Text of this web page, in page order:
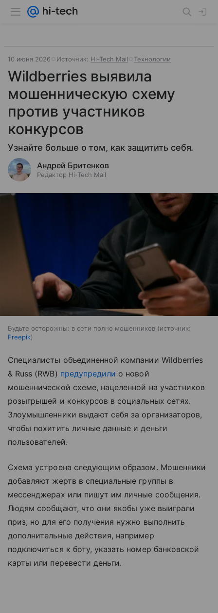
10 июня 2026 Источник: Hi-Tech Mail Технологии
Wildberries выявила
мошенническую схему
против участников
конкурсов
Узнайте больше о том, как защитить себя.
Андрей Бритенков
Редактор Hi-Tech Mail
Будьте осторожны: в сети полно мошенников
источник:
Freepik
Специалисты объединенной компании Wildberries
& Russ (RWB) предупредили о новой
мошеннической схеме, нацеленной на участников
розыгрышей и конкурсов в социальных сетях.
Злоумышленники выдают себя за организаторов,
чтобы похитить личные данные и деньги
пользователей.
Схема устроена следующим образом. Мошенники
добавляют жертв в специальные группы в
мессенджерах или пишут им личные сообщения.
Людям сообщают, что они якобы уже выиграли
приз, но для его получения нужно выполнить
дополнительные действия, например
подключиться к боту, указать номер банковской
карты или перевести деньги.